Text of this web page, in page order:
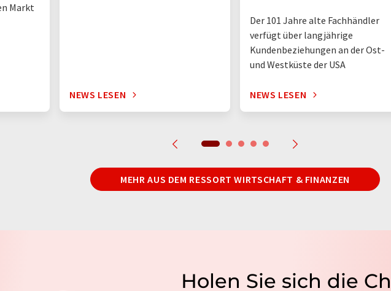
Markt
NEWS LESEN
Der 101 Jahre alte Fachhändler
verfügt über langjährige
Kundenbeziehungen an der Ost-
und Westküste der USA
NEWS LESEN
MEHR AUS DEM RESSORT WIRTSCHAFT & FINANZEN
Holen Sie sich die